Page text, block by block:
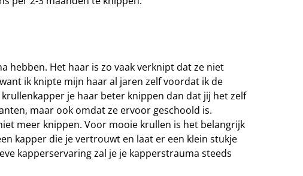
hebben. Het haar is zo vaak verknipt dat ze niet
ik knipte mijn haar al jaren zelf voordat ik de
je haar beter knippen dan dat jij het zelf
maar ook omdat ze ervoor geschoold is.
meer knippen. Voor mooie krullen is het belangrijk
kapper die je vertrouwt en laat er een klein stukje
kapperservaring zal je je kapperstrauma steeds